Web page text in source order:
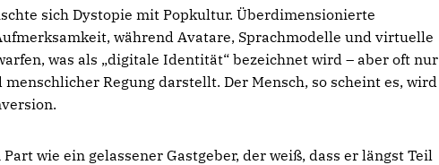
sich Dystopie mit Popkultur. Überdimensionierte
während Avatare, Sprachmodelle und virtuelle
was als „digitale Identität“ bezeichnet wird – aber oft nur
Regung darstellt. Der Mensch, so scheint es, wird
wie ein gelassener Gastgeber, der weiß, dass er längst Teil